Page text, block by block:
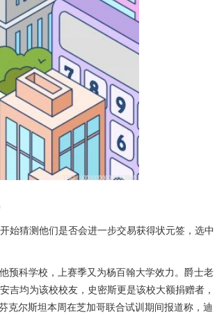
始猜测他们是否会进一步交易获得状元签，选中
预科学校，上赛季又为杨百翰大学效力。爵士老
吉均为该校校友，史密斯更是该校大额捐赠者，
克尔斯坦本周在芝加哥联合试训期间报道称，迪